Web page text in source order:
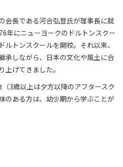
会長である河合弘登氏が理事長に就
年にニューヨークのドルトンスクー
トンスクールを開校。それ以来、
承しながら、日本の文化や風土に合
げてきました。
3歳以上は夕方以降のアフタースク
のある方は、幼少期から学ぶことが